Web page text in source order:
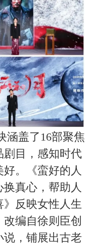
盖了16部聚焦
剧目，感知时代
。《蛮好的人
真心，帮助人
反映女性人生
编自徐则臣创
，铺展出古老